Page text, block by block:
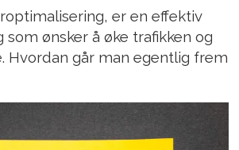
er en effektiv
ønsker å øke trafikken og
Hvordan går man egentlig frem